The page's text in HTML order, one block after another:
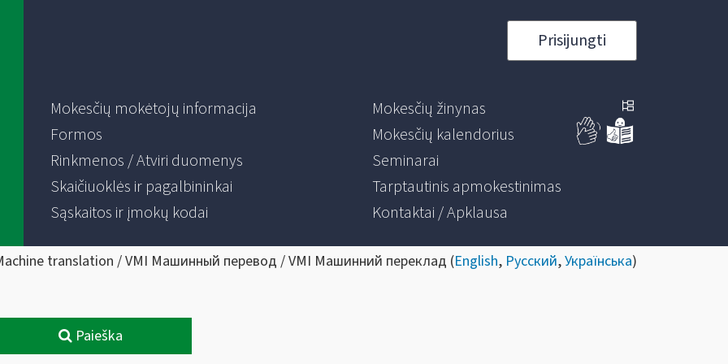
Prisijungti
Mokesčių mokėtojų informacija
Formos
Rinkmenos / Atviri duomenys
Skaičiuoklės ir pagalbininkai
Sąskaitos ir įmokų kodai
Mokesčių žinynas
Mokesčių kalendorius
Seminarai
Tarptautinis apmokestinimas
Kontaktai / Apklausa
translation / VMI Машинный перевод / VMI Машинний переклад (English, Русский,Українська)
Paieška